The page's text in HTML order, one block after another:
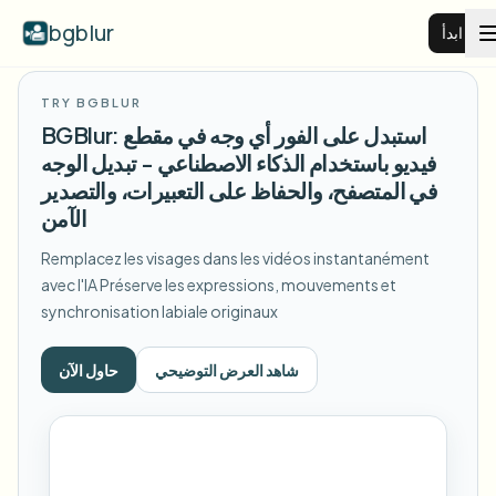
bgblur ابدأ
الأسعار
أمثلة
عرض جميع الأمثلة
تصفح مكتبة الأمثلة الكاملة
الميزات
View all features
Browse every blur tool in one place
الشركات
TRY BGBLUR
BGBlur: استبدل على الفور أي وجه في مقطع
فيديو باستخدام الذكاء الاصطناعي - تبديل الوجه
في المتصفح، والحفاظ على التعبيرات، والتصدير
الآمن
Remplacez les visages dans les vidéos instantanément
avec l'IAPréserve les expressions, mouvements et
synchronisation labiale originaux
حاول الآن شاهد العرض التوضيحي